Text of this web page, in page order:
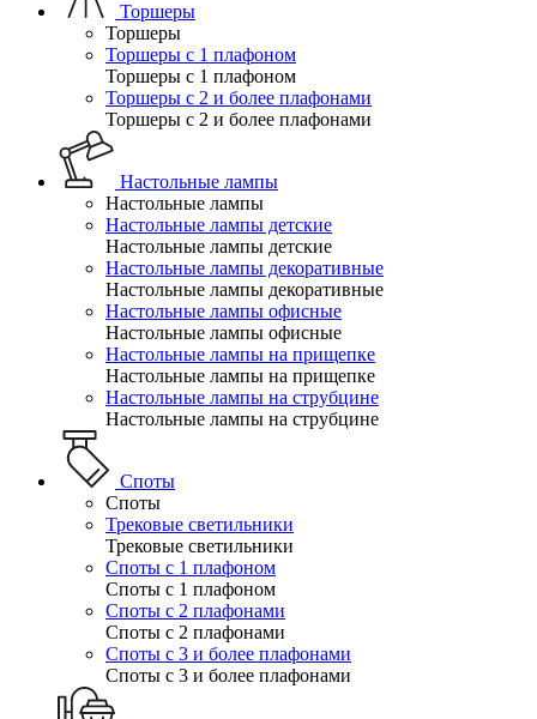
Торшеры
Торшеры
Торшеры с 1 плафоном
Торшеры с 1 плафоном
Торшеры с 2 и более плафонами
Торшеры с 2 и более плафонами
Настольные лампы
Настольные лампы
Настольные лампы детские
Настольные лампы детские
Настольные лампы декоративные
Настольные лампы декоративные
Настольные лампы офисные
Настольные лампы офисные
Настольные лампы на прищепке
Настольные лампы на прищепке
Настольные лампы на струбцине
Настольные лампы на струбцине
Споты
Споты
Трековые светильники
Трековые светильники
Споты с 1 плафоном
Споты с 1 плафоном
Споты с 2 плафонами
Споты с 2 плафонами
Споты с 3 и более плафонами
Споты с 3 и более плафонами